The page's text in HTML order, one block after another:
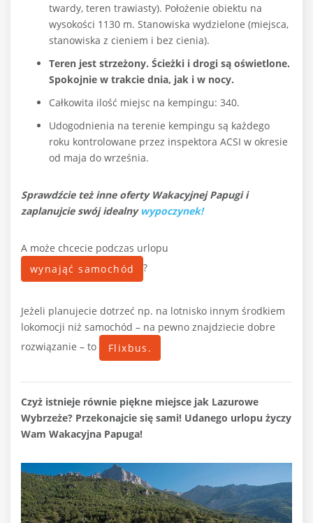
twardy, teren trawiasty). Położenie obiektu na
wysokości 1130 m. Stanowiska wydzielone (miejsca,
stanowiska z cieniem i bez cienia).
Teren jest strzeżony. Ścieżki i drogi są oświetlone.
Spokojnie w trakcie dnia, jak i w nocy.
Całkowita ilość miejsc na kempingu: 340.
Udogodnienia na terenie kempingu są każdego
roku kontrolowane przez inspektora ACSI w okresie
od maja do września.
Sprawdźcie też inne oferty Wakacyjnej Papugi i
zaplanujcie swój idealny wypoczynek!
A może chcecie podczas urlopu
wynająć samochód
?
Jeżeli planujecie dotrzeć np. na lotnisko innym środkiem
lokomocji niż samochód – na pewno znajdziecie dobre
rozwiązanie – to
Flixbus.
Czyż istnieje równie piękne miejsce jak Lazurowe
Wybrzeże? Przekonajcie się sami! Udanego urlopu życzy
Wam Wakacyjna Papuga!